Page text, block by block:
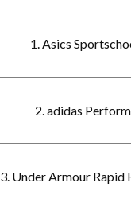
1. Asics
2. adidas
3. Under Armour Rapid